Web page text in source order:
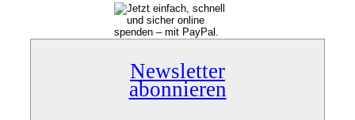
Newsletter
abonnieren